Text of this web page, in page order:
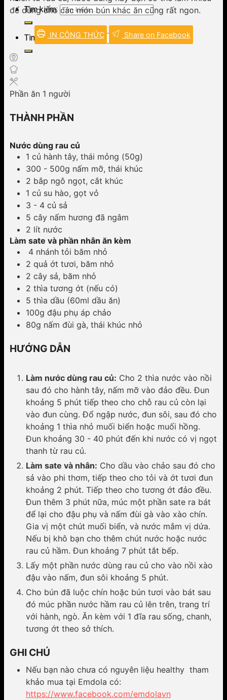
Tìm kiếm:
Tìm kiếm:
để dùng cho các món bún khác ăn cũng rất ngon.
IN CÔNG THỨC Share on Facebook
Phần ăn 1 người
THÀNH PHẦN
Nước dùng rau củ
1 củ hành tây, thái mỏng (50g)
300 - 500g nấm mỡ, thái khúc
2 bắp ngô ngọt, cắt khúc
1 củ su hào, gọt vỏ
3 - 4 củ sả
5 cây nấm hương đã ngâm
2 lít nước
Làm sate và phần nhân ăn kèm
4 nhánh tỏi băm nhỏ
2 quả ớt tươi, băm nhỏ
2 cây sả, băm nhỏ
2 thìa tương ớt (nếu có)
5 thìa dầu (60ml dầu ăn)
100g đậu phụ áp chảo
80g nấm đùi gà, thái khúc nhỏ
HƯỚNG DẪN
Làm nước dùng rau củ: Cho 2 thìa nước vào nồi
sau đó cho hành tây, nấm mỡ vào đảo đều. Đun
khoảng 5 phút tiếp theo cho chỗ rau củ còn lại
vào đun cùng. Đổ ngập nước, đun sôi, sau đó cho
khoảng 1 thìa nhỏ muối biển hoặc muối hồng.
Đun khoảng 30 - 40 phút đến khi nước có vị ngọt
thanh từ rau củ.
Làm sate và nhân: Cho dầu vào chảo sau đó cho
sả vào phi thơm, tiếp theo cho tỏi và ớt tươi đun
khoảng 2 phút. Tiếp theo cho tương ớt đảo đều.
Đun thêm 3 phút nữa, múc một phần sate ra bát
để lại cho đậu phụ và nấm đùi gà vào xào chín.
Gia vị một chút muối biển, và nước mắm vị dứa.
Nếu bị khô bạn cho thêm chút nước hoặc nước
rau củ hầm. Đun khoảng 7 phút tắt bếp.
Lấy một phần nước dùng rau củ cho vào nồi xào
đậu vào nấm, đun sôi khoảng 5 phút.
Cho bún đã luộc chín hoặc bún tươi vào bát sau
đó múc phần nước hầm rau củ lên trên, trang trí
với hành, ngò. Ăn kèm với 1 đĩa rau sống, chanh,
tương ớt theo sở thích.
GHI CHÚ
Nếu bạn nào chưa có nguyên liệu healthy tham
khảo mua tại Emdola có:
https://www.facebook.com/emdolavn